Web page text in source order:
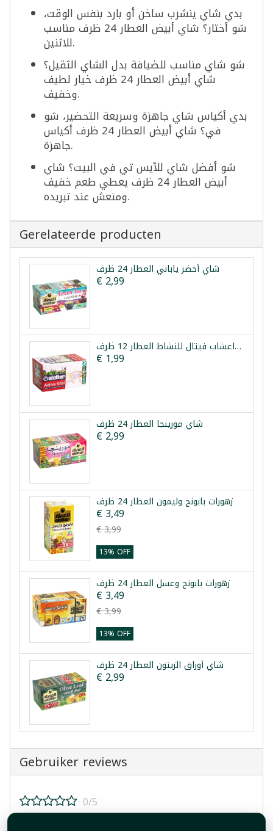
بدي شاي ينشرب ساخن أو بارد بنفس الوقت،
شو أختار؟ شاي أبيض العطار 24 ظرف مناسب
للاثنين.
شو شاي مناسب للضيافة بدل الشاي الثقيل؟
شاي أبيض العطار 24 ظرف خيار لطيف
وخفيف.
بدي أكياس شاي جاهزة وسريعة التحضير، شو
في؟ شاي أبيض العطار 24 ظرف أكياس
جاهزة.
شو أفضل شاي للآيس تي في البيت؟ شاي
أبيض العطار 24 ظرف يعطي طعم خفيف
ومنعش عند تبريده.
Gerelateerde producten
شاي أخضر ياباني العطار 24 ظرف
€ 2,99
خلطة اعشاب فيتال للنشاط العطار 12 ظرف
€ 1,99
شاي مورينجا العطار 24 ظرف
€ 2,99
زهورات بابونج وليمون العطار 24 ظرف
€ 3,49
€ 3,99
13% OFF
زهورات بابونج وعسل العطار 24 ظرف
€ 3,49
€ 3,99
13% OFF
شاي أوراق الزيتون العطار 24 ظرف
€ 2,99
Gebruiker reviews
0/5